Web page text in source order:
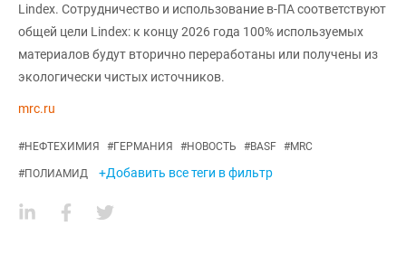
Lindex. Сотрудничество и использование в-ПА соответствуют
общей цели Lindex: к концу 2026 года 100% используемых
материалов будут вторично переработаны или получены из
экологически чистых источников.
mrc.ru
#НЕФТЕХИМИЯ #ГЕРМАНИЯ #НОВОСТЬ #BASF #MRC
#ПОЛИАМИД +Добавить все теги в фильтр